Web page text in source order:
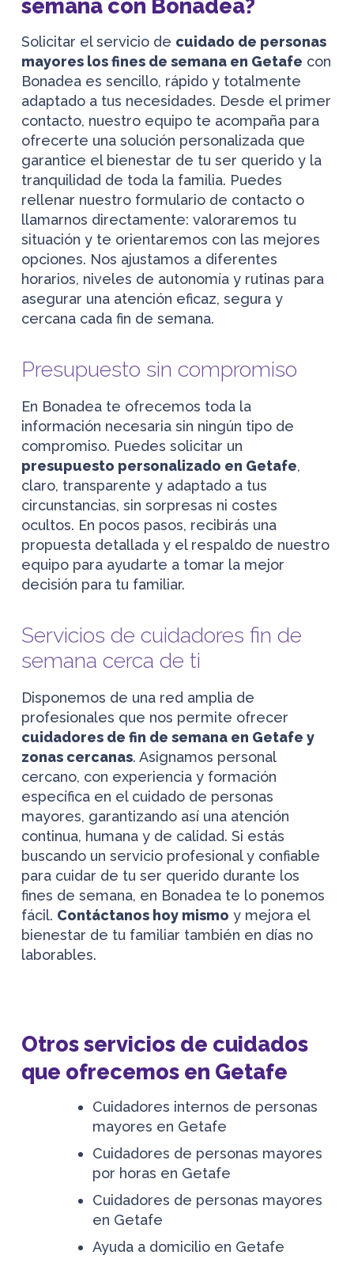
semana con Bonadea?
Solicitar el servicio de cuidado de personas
mayores los fines de semana en Getafe con
Bonadea es sencillo, rápido y totalmente
adaptado a tus necesidades. Desde el primer
contacto, nuestro equipo te acompaña para
ofrecerte una solución personalizada que
garantice el bienestar de tu ser querido y la
tranquilidad de toda la familia. Puedes
rellenar nuestro formulario de contacto o
llamarnos directamente: valoraremos tu
situación y te orientaremos con las mejores
opciones. Nos ajustamos a diferentes
horarios, niveles de autonomía y rutinas para
asegurar una atención eficaz, segura y
cercana cada fin de semana.
Presupuesto sin compromiso
En Bonadea te ofrecemos toda la
información necesaria sin ningún tipo de
compromiso. Puedes solicitar un
presupuesto personalizado en Getafe,
claro, transparente y adaptado a tus
circunstancias, sin sorpresas ni costes
ocultos. En pocos pasos, recibirás una
propuesta detallada y el respaldo de nuestro
equipo para ayudarte a tomar la mejor
decisión para tu familiar.
Servicios de cuidadores fin de
semana cerca de ti
Disponemos de una red amplia de
profesionales que nos permite ofrecer
cuidadores de fin de semana en Getafe y
zonas cercanas. Asignamos personal
cercano, con experiencia y formación
específica en el cuidado de personas
mayores, garantizando así una atención
continua, humana y de calidad. Si estás
buscando un servicio profesional y confiable
para cuidar de tu ser querido durante los
fines de semana, en Bonadea te lo ponemos
fácil. Contáctanos hoy mismo y mejora el
bienestar de tu familiar también en días no
laborables.
Otros servicios de cuidados
que ofrecemos en Getafe
Cuidadores internos de personas
mayores en Getafe
Cuidadores de personas mayores
por horas en Getafe
Cuidadores de personas mayores
en Getafe
Ayuda a domicilio en Getafe